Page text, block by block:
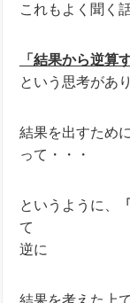
これもよく聞く
「結果から逆算
という思考があ
結果を出すため
って・・・
というように、
て
逆に
結果を考えた上